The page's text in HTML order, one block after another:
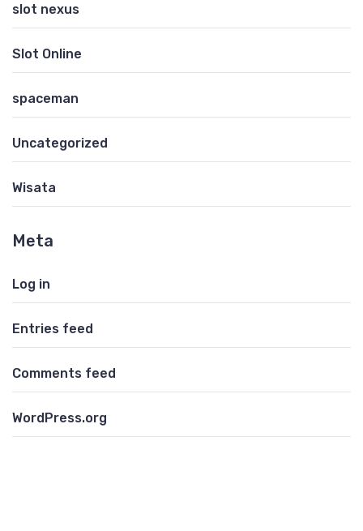
slot nexus
Slot Online
spaceman
Uncategorized
Wisata
Meta
Log in
Entries feed
Comments feed
WordPress.org